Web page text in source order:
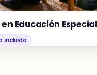
Educación Especial
incluido